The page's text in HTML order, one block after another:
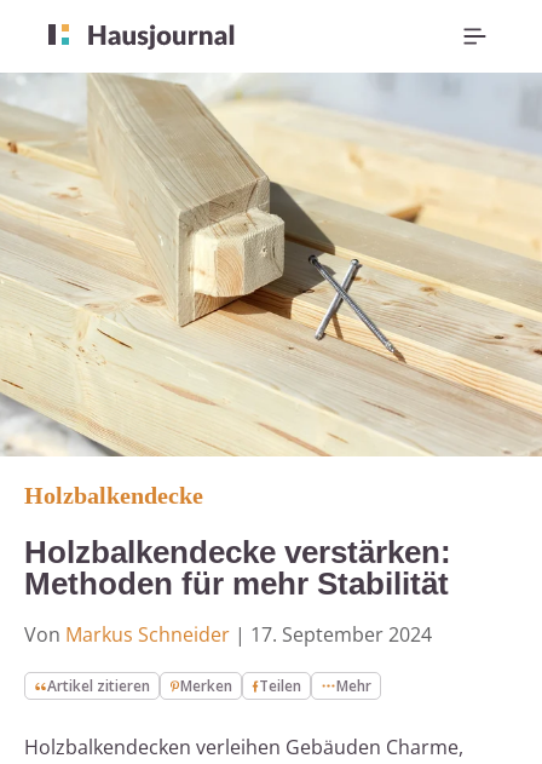
Holzbalkendecke
Holzbalkendecke verstärken:
Methoden für mehr Stabilität
Von Markus Schneider | 17. September 2024
Artikel zitieren Merken Teilen Mehr
Holzbalkendecken verleihen Gebäuden Charme,